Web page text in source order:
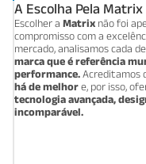
A Escolha Pela Matrix
Escolher a Matrix não foi
compromisso com a
mercado, analisamos cada
marca que é referência
performance.Acreditamos
há de melhore, por isso,
tecnologia avançada,
incomparável.